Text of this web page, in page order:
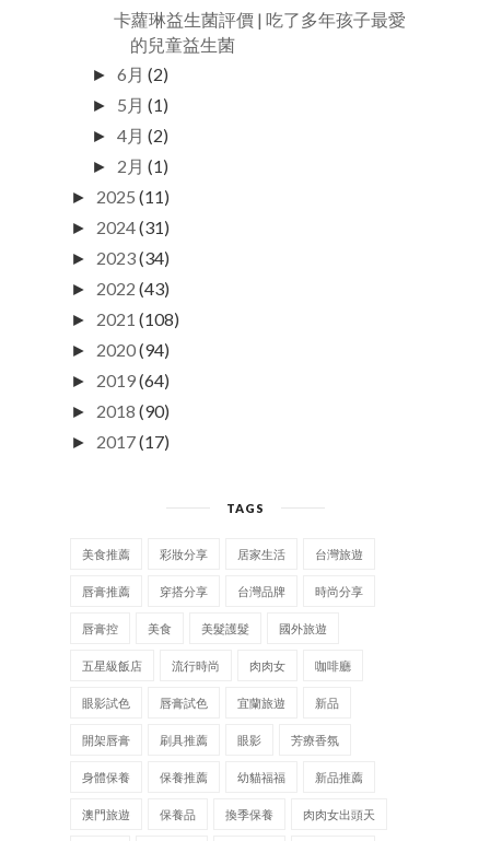
卡蘿琳益生菌評價 | 吃了多年孩子最愛
的兒童益生菌
►6月 (2)
► 5月 (1)
►4月 (2)
► 2月 (1)
► 2025 (11)
► 2024(31)
► 2023(34)
► 2022 (43)
► 2021 (108)
► 2020(94)
► 2019(64)
► 2018 (90)
► 2017(17)
TAGS
美食推薦 彩妝分享 居家生活 台灣旅遊
唇膏推薦 穿搭分享 台灣品牌 時尚分享
唇膏控 美食 美髮護髮 國外旅遊
五星級飯店 流行時尚 肉肉女 咖啡廳
眼影試色 唇膏試色 宜蘭旅遊 新品
開架唇膏 刷具推薦 眼影 芳療香氛
身體保養 保養推薦 幼貓福福 新品推薦
澳門旅遊 保養品 換季保養 肉肉女出頭天